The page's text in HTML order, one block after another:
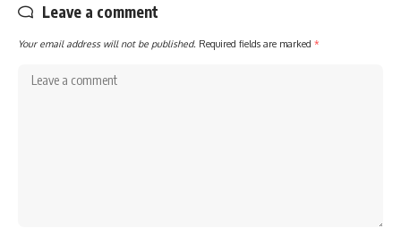
Leave a comment
Your email address will not be published. Required fields are marked *